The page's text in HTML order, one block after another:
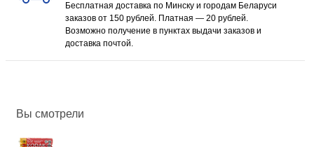
Бесплатная доставка по Минску и городам Беларуси
заказов от 150 рублей. Платная — 20 рублей.
Возможно получение в пунктах выдачи заказов и
доставка почтой.
Вы смотрели